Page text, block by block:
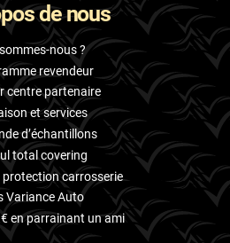
de nous
nous ?
revendeur
centre partenaire
et services
d’échantillons
total covering
protection carrosserie
Variance Auto
en parrainant un ami